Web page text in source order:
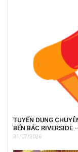
TUYỂN DỤNG
BẾN BẮC RIVERSIDE
31/07/2026